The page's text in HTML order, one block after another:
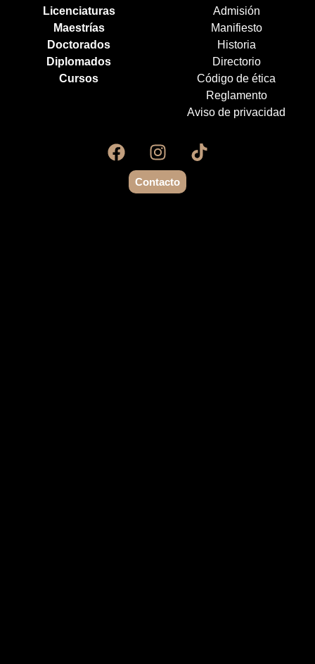
Licenciaturas
Maestrías
Doctorados
Diplomados
Cursos
Admisión
Manifiesto
Historia
Directorio
Código de ética
Reglamento
Aviso de privacidad
Contacto